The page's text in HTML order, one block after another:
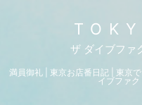
ザ ダイブファ
満員御礼 | 東京お店番日記 | 東京
イブファ